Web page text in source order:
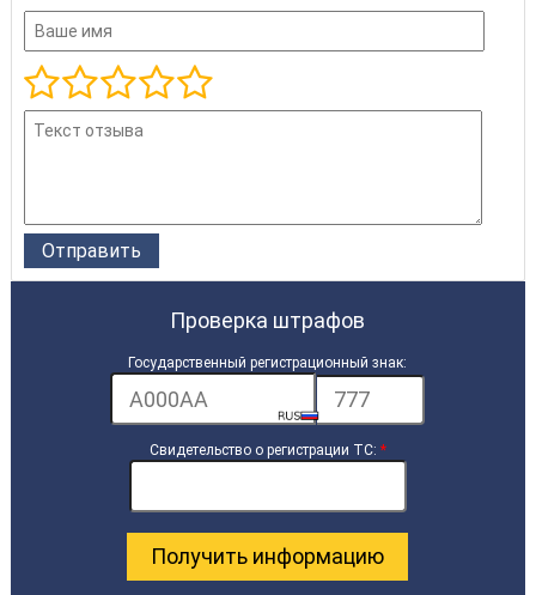
Проверка штрафов
Государственный регистрационный знак:
Свидетельство о регистрации ТС: *